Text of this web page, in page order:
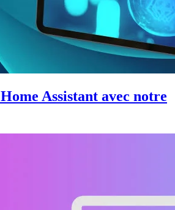
Assistant avec notre